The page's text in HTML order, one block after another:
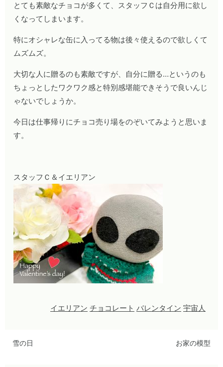
とても素敵なチョコが多くて、スタッフＣは自分用に欲し
くなってしまいます。
特にオシャレな缶に入ってる物は後々使えるので欲しくて
ムズムズ。
大切な人に贈るのも素敵ですが、自分に贈る…というのも
ちょっとしたワクワク感と特別感堪能できそうで良いんじ
ゃないでしょうか。
今日は仕事帰りにチョコ売り場をのぞいてみようと思いま
す。
スタッフＣ＆イエリアン
イエリアン チョコレート バレンタイン 宇宙人
雪の日 お家の模型